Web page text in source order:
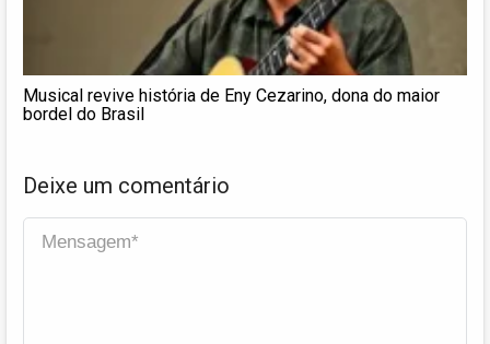
Musical revive história de Eny Cezarino, dona do maior
bordel do Brasil
Deixe um comentário